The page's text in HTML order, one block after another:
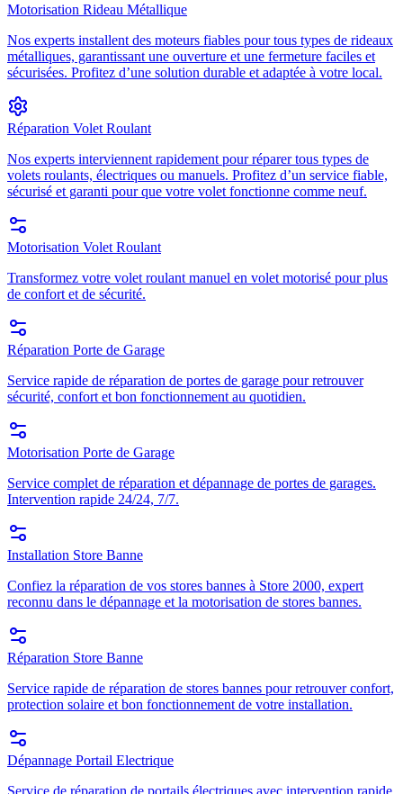
Motorisation Rideau Métallique
Nos experts installent des moteurs fiables pour tous types de rideaux
métalliques, garantissant une ouverture et une fermeture faciles et
sécurisées. Profitez d’une solution durable et adaptée à votre local.
Réparation Volet Roulant
Nos experts interviennent rapidement pour réparer tous types de
volets roulants, électriques ou manuels. Profitez d’un service fiable,
sécurisé et garanti pour que votre volet fonctionne comme neuf.
Motorisation Volet Roulant
Transformez votre volet roulant manuel en volet motorisé pour plus
de confort et de sécurité.
Réparation Porte de Garage
Service rapide de réparation de portes de garage pour retrouver
sécurité, confort et bon fonctionnement au quotidien.
Motorisation Porte de Garage
Service complet de réparation et dépannage de portes de garages.
Intervention rapide 24/24, 7/7.
Installation Store Banne
Confiez la réparation de vos stores bannes à Store 2000, expert
reconnu dans le dépannage et la motorisation de stores bannes.
Réparation Store Banne
Service rapide de réparation de stores bannes pour retrouver confort,
protection solaire et bon fonctionnement de votre installation.
Dépannage Portail Electrique
Service de réparation de portails électriques avec intervention rapide